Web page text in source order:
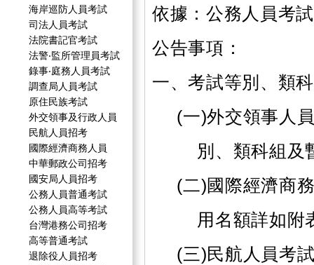
海岸巡防人員考試
司法人員考試
法院書記官考試
法警‧監所管理員考試
錄事‧庭務人員考試
調查局人員考試
原住民族考試
外交領事及行政人員
民航人員招考
國際經濟商務人員
中華郵政公司招考
國安局人員招考
公務人員普通考試
公務人員高等考試
台灣港務公司招考
高等普通考試
退除役人員招考
依據：公務人員考
公告事項：
一、考試等別、類
(一)外交領事人
別、類科組及
(二)國際經濟商
用名額詳如附
(三)民航人員考